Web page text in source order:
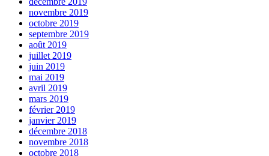
novembre 2019
octobre 2019
septembre 2019
août 2019
juillet 2019
juin 2019
mai 2019
avril 2019
mars 2019
février 2019
janvier 2019
décembre 2018
novembre 2018
octobre 2018